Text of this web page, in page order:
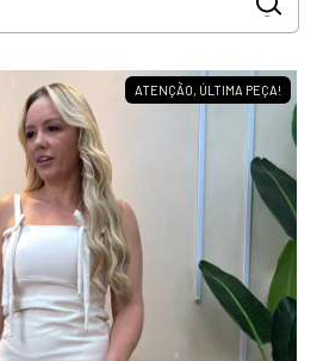
ATENÇÃO, ÚLTIMA PEÇA!